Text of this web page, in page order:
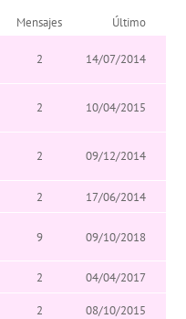
Mensajes
Último
2 14/07/2014
2 10/04/2015
2 09/12/2014
2
17/06/2014
9 09/10/2018
2 04/04/2017
2
08/10/2015